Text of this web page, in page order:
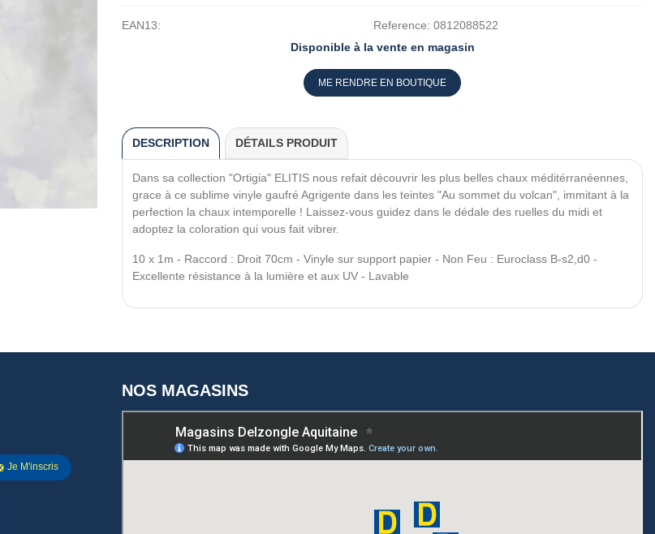
EAN13: Reference: 0812088522
Disponible à la vente en magasin
ME RENDRE EN BOUTIQUE
DESCRIPTION DÉTAILS PRODUIT
Dans sa collection "Ortigia" ELITIS nous refait découvrir les plus belles chaux méditérranéennes,
grace à ce sublime vinyle gaufré Agrigente dans les teintes "Au sommet du volcan", immitant à la
perfection la chaux intemporelle ! Laissez-vous guidez dans le dédale des ruelles du midi et
adoptez la coloration qui vous fait vibrer.
10 x 1m - Raccord : Droit 70cm - Vinyle sur support papier - Non Feu : Euroclass B-s2,d0 -
Excellente résistance à la lumière et aux UV - Lavable
Je M'inscris
NOS MAGASINS